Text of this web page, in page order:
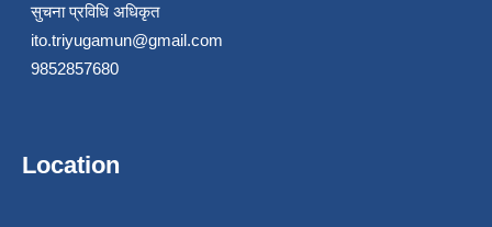
सुचना प्रविधि अधिकृत
ito.triyugamun@gmail.com
9852857680
Location